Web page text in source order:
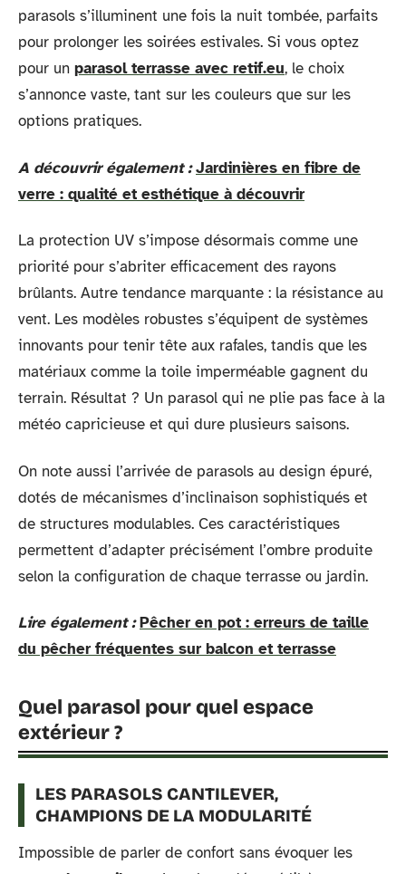
parasols s’illuminent une fois la nuit tombée, parfaits
pour prolonger les soirées estivales. Si vous optez
pour un parasol terrasse avec retif.eu, le choix
s’annonce vaste, tant sur les couleurs que sur les
options pratiques.
A découvrir également : Jardinières en fibre de
verre : qualité et esthétique à découvrir
La protection UV s’impose désormais comme une
priorité pour s’abriter efficacement des rayons
brûlants. Autre tendance marquante : la résistance au
vent. Les modèles robustes s’équipent de systèmes
innovants pour tenir tête aux rafales, tandis que les
matériaux comme la toile imperméable gagnent du
terrain. Résultat ? Un parasol qui ne plie pas face à la
météo capricieuse et qui dure plusieurs saisons.
On note aussi l’arrivée de parasols au design épuré,
dotés de mécanismes d’inclinaison sophistiqués et
de structures modulables. Ces caractéristiques
permettent d’adapter précisément l’ombre produite
selon la configuration de chaque terrasse ou jardin.
Lire également : Pêcher en pot : erreurs de taille
du pêcher fréquentes sur balcon et terrasse
Quel parasol pour quel espace
extérieur ?
LES PARASOLS CANTILEVER,
CHAMPIONS DE LA MODULARITÉ
Impossible de parler de confort sans évoquer les